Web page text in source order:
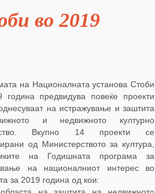
во 2019
на Националната установа Стоби
година предвидува повеќе проекти
на истражување и заштита
и недвижното културно
Вкупно 14 проекти се
од Министерството за култура,
на Годишната програма за
на националниот интерес во
за 2019 година од кои: